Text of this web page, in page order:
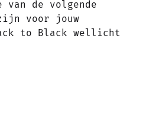
van de volgende
voor jouw
to Black wellicht